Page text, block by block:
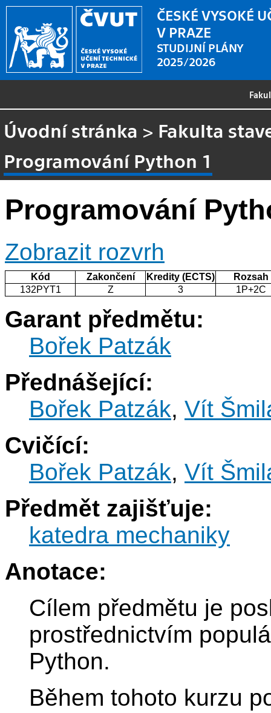
ČESKÉ VYSOKÉ
V PRAZE
STUDIJNÍ PLÁNY
2025/2026
Úvodní stránka > Fakulta
Programování Python 1
Programování
Zobrazit rozvrh
Kód Zakončení Kredity (ECTS)
Rozsah
132PYT1
Z 3 1P+2C
Garant předmětu:
Bořek Patzák
Přednášející:
Bořek Patzák, Vít
Cvičící:
Bořek Patzák, Vít
Předmět zajišťuje:
katedra mechaniky
Anotace:
Cílem předmětu je
prostřednictvím
Python.
Během tohoto kurzu